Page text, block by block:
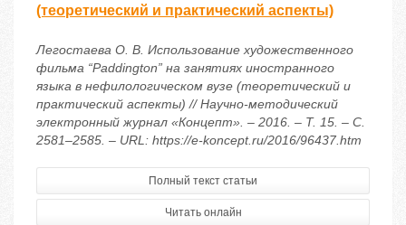
(теоретический и практический аспекты)
Легостаева О. В. Использование художественного
фильма “Paddington” на занятиях иностранного
языка в нефилологическом вузе (теоретический и
практический аспекты) // Научно-методический
электронный журнал «Концепт». – 2016. – Т. 15. – С.
2581–2585. – URL: https://e-koncept.ru/2016/96437.htm
Полный текст статьи
Читать онлайн